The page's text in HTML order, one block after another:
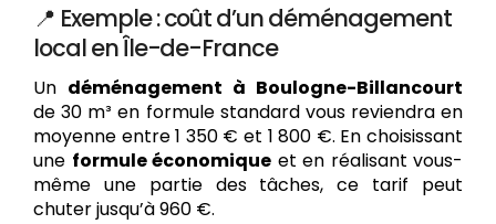
📍 Exemple : coût d’un déménagement
local en Île-de-France
Un déménagement à Boulogne-Billancourt
de 30 m³ en formule standard vous reviendra en
moyenne entre 1 350 € et 1 800 €. En choisissant
une formule économique et en réalisant vous-
même une partie des tâches, ce tarif peut
chuter jusqu’à 960 €.